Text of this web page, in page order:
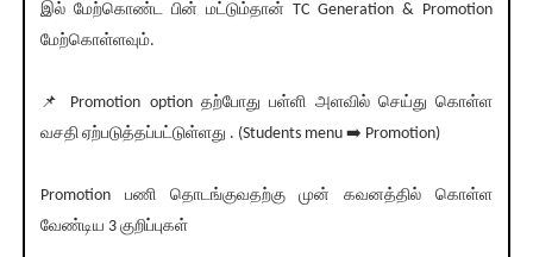
இல் மேற்கொண்ட பின் மட்டும்தான் TC Generation & Promotion
மேற்கொள்ளவும்.
📌 Promotion option தற்போது பள்ளி அளவில் செய்து கொள்ள
வசதி ஏற்படுத்தப்பட்டுள்ளது . (Students menu ➡️ Promotion)
Promotion பணி தொடங்குவதற்கு முன் கவனத்தில் கொள்ள
வேண்டிய 3 குறிப்புகள்